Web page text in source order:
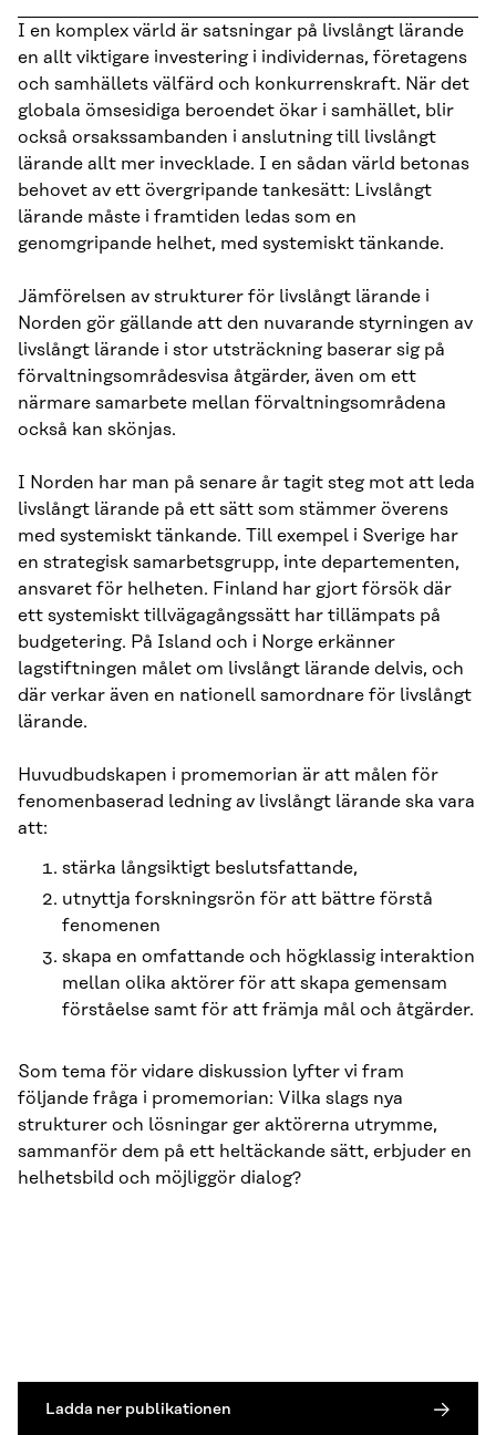
I en komplex värld är satsningar på livslångt lärande
en allt viktigare investe­ring i individernas, företagens
och samhällets välfärd och konkurrenskraft. När det
globala ömsesidiga beroendet ökar i samhället, blir
också orsakssam­banden i anslutning till livslångt
lärande allt mer invecklade. I en sådan värld betonas
behovet av ett övergripande tankesätt: Livslångt
lärande måste i framtiden ledas som en
genomgripande helhet, med systemiskt tänkande.
Jämförelsen av strukturer för livslångt lärande i
Norden gör gällande att den nuvarande styrningen av
livslångt lärande i stor utsträckning baserar sig på
förvaltningsområdesvisa åtgärder, även om ett
närmare samarbete mellan förvaltningsområdena
också kan skönjas.
I Norden har man på senare år tagit steg mot att leda
livslångt lärande på ett sätt som stämmer överens
med systemiskt tänkande. Till exempel i Sve­rige har
en strategisk samarbetsgrupp, inte departementen,
ansvaret för helheten. Finland har gjort försök där
ett systemiskt tillvägagångssätt har tillämpats på
budgetering. På Island och i Norge erkänner
lagstiftningen målet om livslångt lärande delvis, och
där verkar även en nationell samord­nare för livslångt
lärande.
Huvudbudskapen i promemorian är att målen för
fenomenbaserad led­ning av livslångt lärande ska vara
att:
stärka långsiktigt beslutsfattande,
utnyttja forskningsrön för att bättre förstå
fenomenen
skapa en omfat­tande och högklassig interaktion
mellan olika aktörer för att skapa gemen­sam
förståelse samt för att främja mål och åtgärder.
Som tema för vidare diskussion lyfter vi fram
följande fråga i promemo­rian: Vilka slags nya
strukturer och lösningar ger aktörerna utrymme,
sam­manför dem på ett heltäckande sätt, erbjuder en
helhetsbild och möjliggör dialog?
Ladda ner publikationen